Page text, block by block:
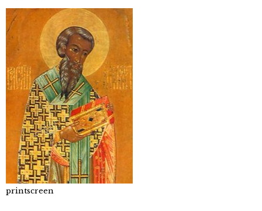
printscreen